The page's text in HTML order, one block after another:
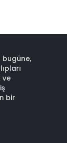
bugüne,
ve
bir